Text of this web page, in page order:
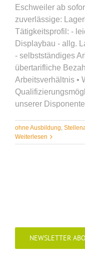
Eschweiler ab
zuverlässige:
Tätigkeitsprofil: -
Displaybau - allg.
- selbstständiges
übertarifliche
Arbeitsverhältnis •
unserer
ohne Ausbildung,
Weiterlesen
NEWSLETTER